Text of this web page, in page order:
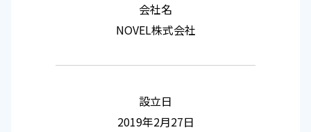
会社名
NOVEL株式会社
設立日
2019年2月27日